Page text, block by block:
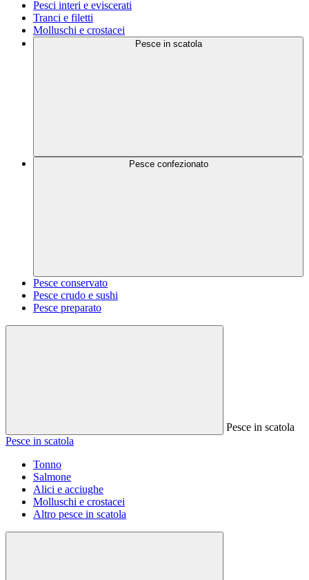
Pesci interi e eviscerati
Tranci e filetti
Molluschi e crostacei
Pesce in scatola
Pesce confezionato
Pesce conservato
Pesce crudo e sushi
Pesce preparato
Pesce in scatola
Pesce in scatola
Tonno
Salmone
Alici e acciughe
Molluschi e crostacei
Altro pesce in scatola